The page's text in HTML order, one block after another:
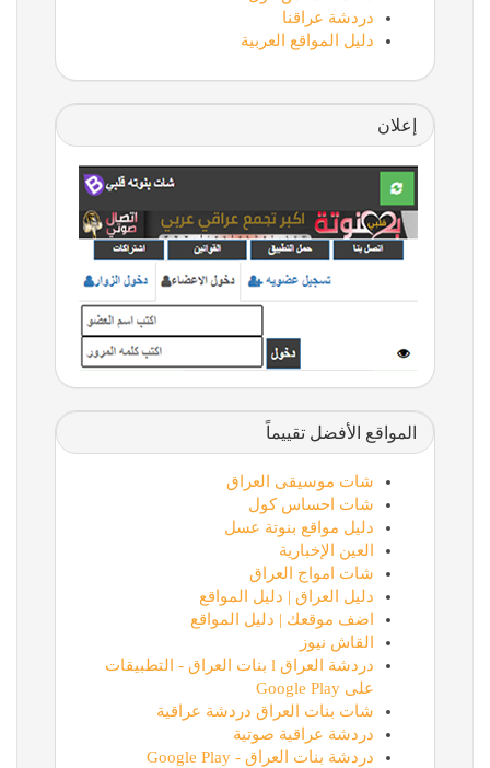
دردشة عراقنا
دليل المواقع العربية
إعلان
المواقع الأفضل تقييماً
شات موسيقى العراق
شات احساس كول
دليل مواقع بنوتة عسل
العين الإخبارية
شات امواج العراق
دليل العراق | دليل المواقع
اضف موقعك | دليل المواقع
القاش نيوز
دردشة العراق l بنات العراق - التطبيقات
على Google Play
شات بنات العراق دردشة عراقية
دردشة عراقية صوتية
دردشة بنات العراق - Google Play